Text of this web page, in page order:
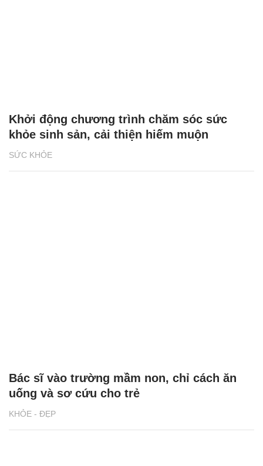
SỨC KHỎE
Khởi động chương trình chăm sóc sức
khỏe sinh sản, cải thiện hiếm muộn
KHỎE - ĐẸP
Bác sĩ vào trường mầm non, chỉ cách ăn
uống và sơ cứu cho trẻ